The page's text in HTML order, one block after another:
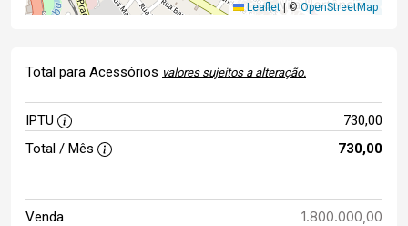
Leaflet | ©OpenStreetMap
Total para Acessórios valores sujeitos a alteração.
IPTU
730,00
Total / Mês
730,00
Venda 1.800.000,00